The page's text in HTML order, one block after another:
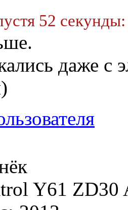
52 секунды:
даже с
Y61 ZD30